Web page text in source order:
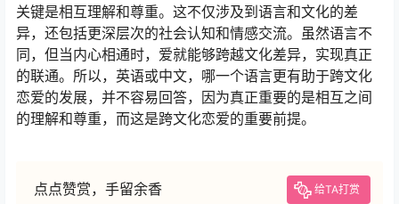
关键是相互理解和尊重。这不仅涉及到语言和文化的差
异，还包括更深层次的社会认知和情感交流。虽然语言不
同，但当内心相通时，爱就能够跨越文化差异，实现真正
的联通。所以，英语或中文，哪一个语言更有助于跨文化
恋爱的发展，并不容易回答，因为真正重要的是相互之间
的理解和尊重，而这是跨文化恋爱的重要前提。
点点赞赏，手留余香 给TA打赏